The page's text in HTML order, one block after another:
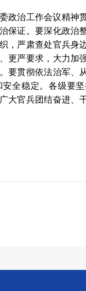
治工作会议精神
保证。要深化政治
，严肃查处官兵身
更严要求，大力加
要贯彻依法治军、
全稳定。各级要
大官兵团结奋进、